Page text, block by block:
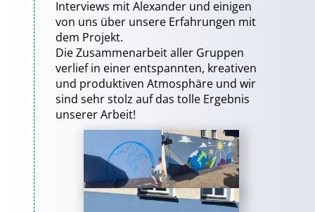
Interviews mit Alexander und einigen
von uns über unsere Erfahrungen mit
dem Projekt.
Die Zusammenarbeit aller Gruppen
verlief in einer entspannten, kreativen
und produktiven Atmosphäre und wir
sind sehr stolz auf das tolle Ergebnis
unserer Arbeit!